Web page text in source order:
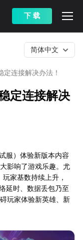
下 载
定连接解决办法！
简体中文
定连接解决
服）体验新版本内容
影响了游戏乐趣。尤
家基数持续上升，
延时、数据丢包乃至
玩家体验新英雄、新